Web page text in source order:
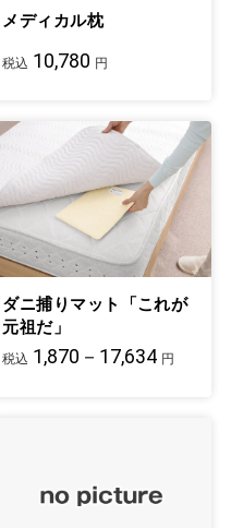
メディカル枕
税込 10,780 円
ダニ捕りマット「これが
元祖だ」
税込 1,870－17,634 円